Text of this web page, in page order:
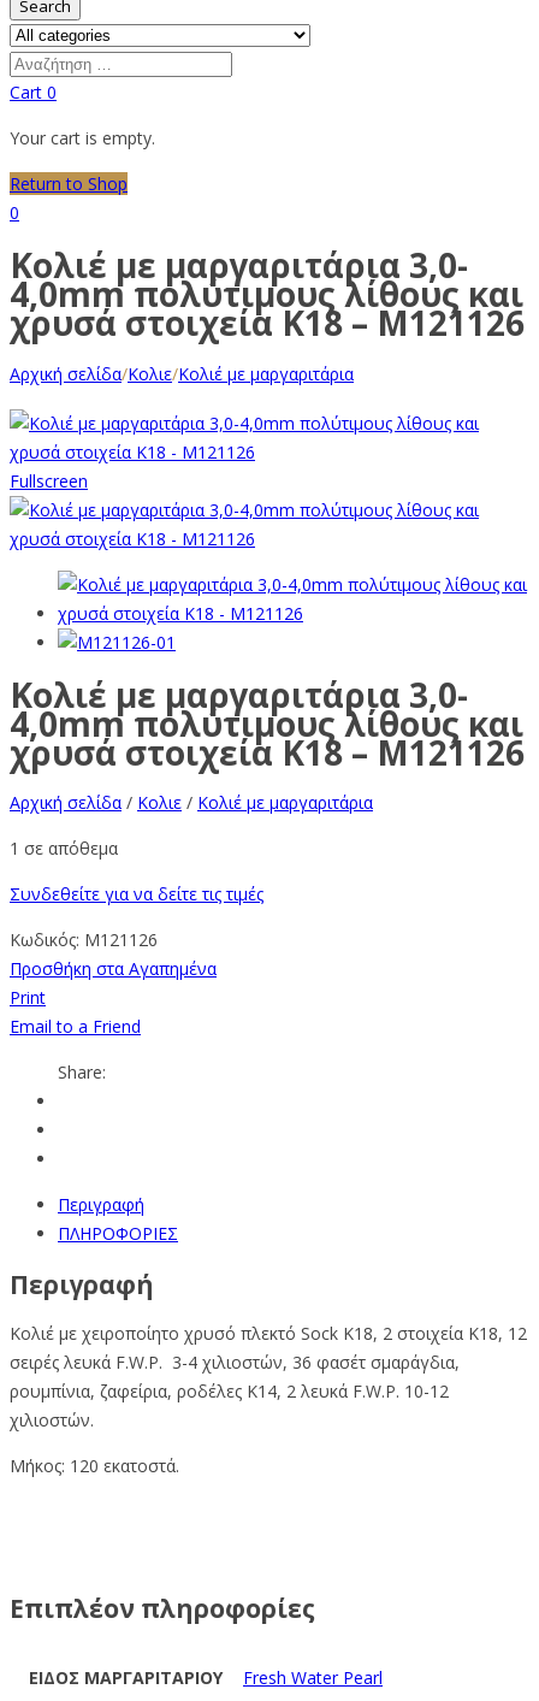
Search
Cart 0
Your cart is empty.
Return to Shop
0
Κολιέ με μαργαριτάρια 3,0-
4,0mm πολύτιμους λίθους και
χρυσά στοιχεία K18 – M121126
Αρχική σελίδα/Κολιε/Κολιέ με μαργαριτάρια
Fullscreen
Κολιέ με μαργαριτάρια 3,0-
4,0mm πολύτιμους λίθους και
χρυσά στοιχεία K18 – M121126
Αρχική σελίδα / Κολιε / Κολιέ με μαργαριτάρια
1 σε απόθεμα
Συνδεθείτε για να δείτε τις τιμές
Κωδικός: M121126
Προσθήκη στα Αγαπημένα
Print
Email to a Friend
Share:
Περιγραφή
ΠΛΗΡΟΦΟΡΙΕΣ
Περιγραφή
Κολιέ με χειροποίητο χρυσό πλεκτό Sock Κ18, 2 στοιχεία Κ18, 12
σειρές λευκά F.W.P. 3-4 χιλιοστών, 36 φασέτ σμαράγδια,
ρουμπίνια, ζαφείρια, ροδέλες Κ14, 2 λευκά F.W.P. 10-12
χιλιοστών.
Μήκος: 120 εκατοστά.
Επιπλέον πληροφορίες
ΕΙΔΟΣ ΜΑΡΓΑΡΙΤΑΡΙΟΥ Fresh Water Pearl